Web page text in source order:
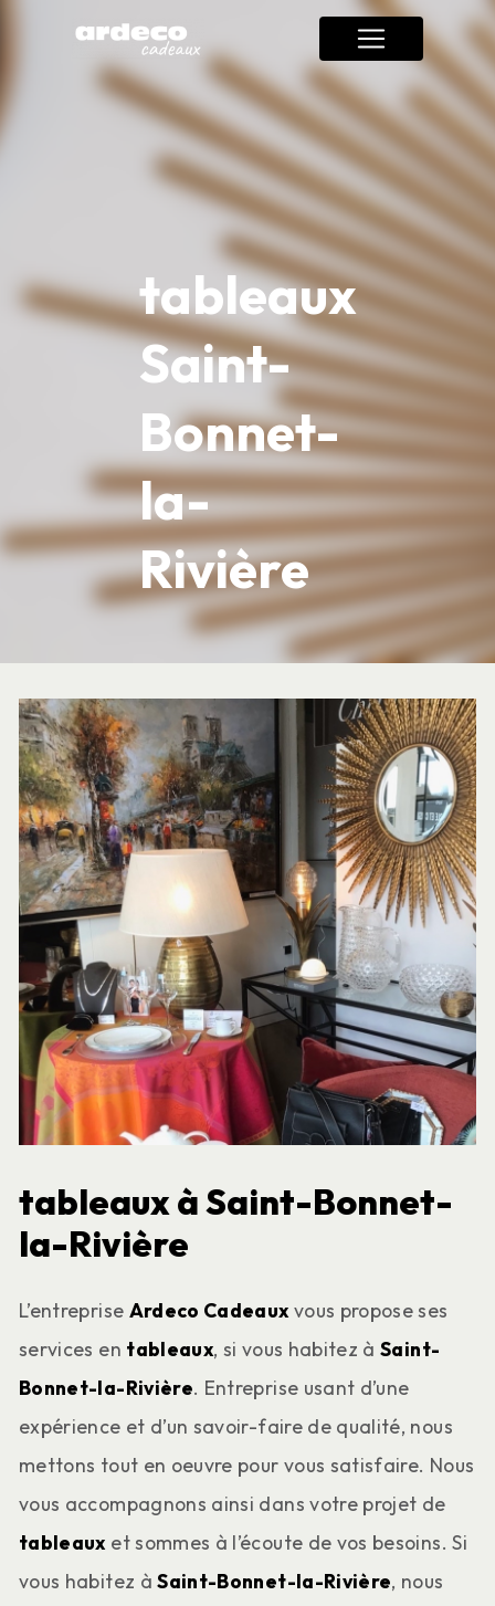
tableaux
Saint-
Bonnet-
la-
Rivière
tableaux à Saint-Bonnet-
la-Rivière
L’entreprise Ardeco Cadeauxvous propose ses
services en tableaux, si vous habitez àSaint-
Bonnet-la-Rivière. Entreprise usant d’une
expérience et d’un savoir-faire de qualité, nous
mettons tout en oeuvre pour vous satisfaire. Nous
vous accompagnons ainsi dans votre projet de
tableauxet sommes à l’écoute de vos besoins. Si
vous habitez àSaint-Bonnet-la-Rivière, nous